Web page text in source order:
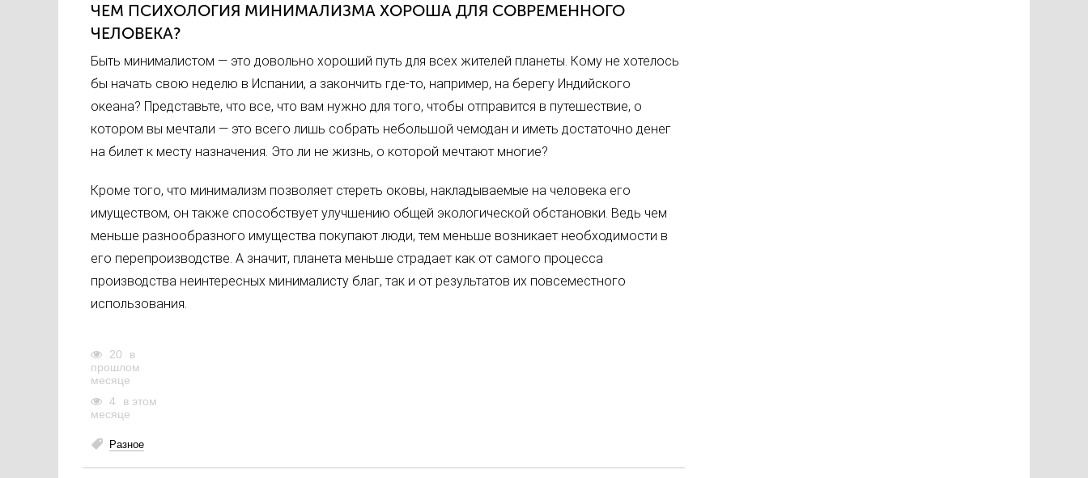
ЧЕМ ПСИХОЛОГИЯ МИНИМАЛИЗМА ХОРОША ДЛЯ СОВРЕМЕННОГО
ЧЕЛОВЕКА?
Быть минималистом — это довольно хороший путь для всех жителей планеты. Кому не хотелось
бы начать свою неделю в Испании, а закончить где-то, например, на берегу Индийского
океана? Представьте, что все, что вам нужно для того, чтобы отправится в путешествие, о
котором вы мечтали — это всего лишь собрать небольшой чемодан и иметь достаточно денег
на билет к месту назначения. Это ли не жизнь, о которой мечтают многие?
Кроме того, что минимализм позволяет стереть оковы, накладываемые на человека его
имуществом, он также способствует улучшению общей экологической обстановки. Ведь чем
меньше разнообразного имущества покупают люди, тем меньше возникает необходимости в
его перепроизводстве. А значит, планета меньше страдает как от самого процесса
производства неинтересных минималисту благ, так и от результатов их повсеместного
использования.
20
в
прошлом
месяце
4
в этом
месяце
Разное